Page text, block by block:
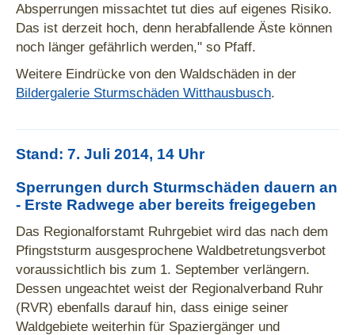
Absperrungen missachtet tut dies auf eigenes Risiko.
Das ist derzeit hoch, denn herabfallende Äste können
noch länger gefährlich werden," so Pfaff.
Weitere Eindrücke von den Waldschäden in der
Bildergalerie Sturmschäden Witthausbusch.
Stand: 7. Juli 2014, 14 Uhr
Sperrungen durch Sturmschäden dauern an
- Erste Radwege aber bereits freigegeben
Das Regionalforstamt Ruhrgebiet wird das nach dem
Pfingststurm ausgesprochene Waldbetretungsverbot
voraussichtlich bis zum 1. September verlängern.
Dessen ungeachtet weist der Regionalverband Ruhr
(RVR) ebenfalls darauf hin, dass einige seiner
Waldgebiete weiterhin für Spaziergänger und